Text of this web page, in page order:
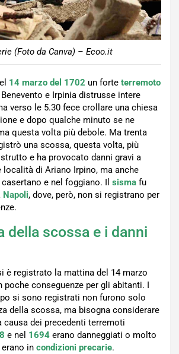
(Foto da Canva) – Ecoo.it
14 marzo del 1702 un forte terremoto
e Irpinia distrusse intere
verso le 5.30 fece crollare una chiesa
e dopo qualche minuto se ne
questa volta più debole. Ma trenta
una scossa, questa volta, più
e ha provocato danni gravi a
località di Ariano Irpino, ma anche
e nel foggiano. Il sisma fu
Napoli, dove, però, non si registrano per
della scossa e i danni
è registrato la mattina del 14 marzo
poche conseguenze per gli abitanti. I
si sono registrati non furono solo
della scossa, ma bisogna considerare
dei precedenti terremoti
e nel 1694 erano danneggiati o molto
in condizioni precarie.